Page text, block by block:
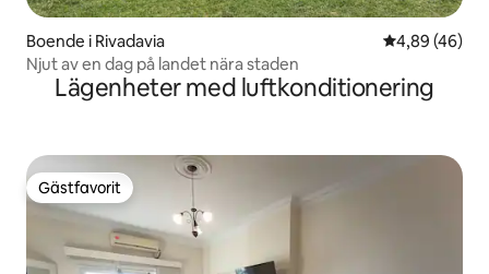
Boende i Rivadavia 4,89 av 5 i
4,89 (46)
Njut av en dag på landet nära staden
Lägenheter med luftkonditionering
Gästfavorit
Gästfavorit